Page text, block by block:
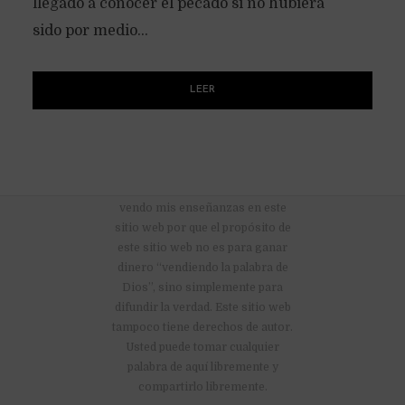
llegado a conocer el pecado si no hubiera
sido por medio...
LEER
vendo mis enseñanzas en este
sitio web por que el propósito de
este sitio web no es para ganar
dinero “vendiendo la palabra de
Dios”, sino simplemente para
difundir la verdad. Este sitio web
tampoco tiene derechos de autor.
Usted puede tomar cualquier
palabra de aquí libremente y
compartirlo libremente.